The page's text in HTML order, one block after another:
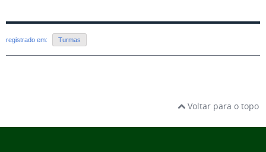
registrado em: Turmas
Voltar para o topo